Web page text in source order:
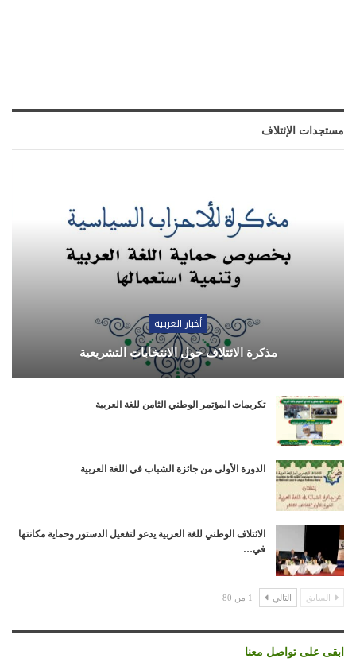
مستجدات الإئتلاف
أخبار العربية
مذكرة الائتلاف حول الانتخابات التشريعية
تكريمات المؤتمر الوطني الثامن للغة العربية
الدورة الأولى من جائزة الشباب في اللغة العربية
الائتلاف الوطني للغة العربية يدعو لتفعيل الدستور وحماية مكانتها
في…
السابق التالي 1 من 80
ابقى على تواصل معنا